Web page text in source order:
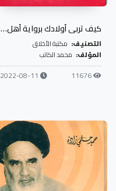
كيف تربي أولادك برواية أهل البيت
التصنيف: مكتبة الأخلاق
المؤلف: محمد الكاتب
11676
2022-08-11